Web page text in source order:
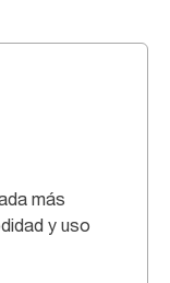
más
y uso